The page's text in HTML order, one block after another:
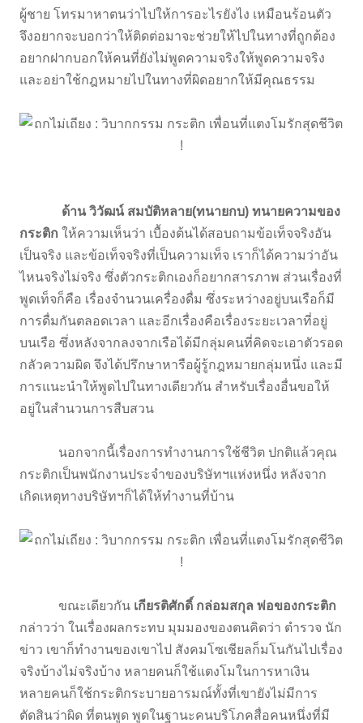
ผู้ชาย โทรมาหาตนว่าไปให้การอะไรยังไง เหมือนร้อนตัว
จึงอยากจะบอกว่าให้ติดต่อมาจะช่วยให้ไปในทางที่ถูกต้อง
อยากฝากบอกให้คนที่ยังไม่พูดความจริงให้พูดความจริง
และอย่าใช้กฎหมายไปในทางที่ผิดอยากให้มีคุณธรรม
ด้านวิวัฒน์ สมบัติหลาย(ทนายกบ) ทนายความของ
กระติก ให้ความเห็นว่า เบื้องต้นได้สอบถามข้อเท็จจริงอัน
เป็นจริง และข้อเท็จจริงที่เป็นความเท็จ เราก็ได้ความว่าอัน
ไหนจริงไม่จริง ซึ่งตัวกระติกเองก็อยากสารภาพ ส่วนเรื่องที่
พูดเท็จก็คือ เรื่องจำนวนเครื่องดื่ม ซึ่งระหว่างอยู่บนเรือก็มี
การดื่มกันตลอดเวลา และอีกเรื่องคือเรื่องระยะเวลาที่อยู่
บนเรือ ซึ่งหลังจากลงจากเรือได้มีกลุ่มคนที่คิดจะเอาตัวรอด
กลัวความผิด จึงได้ปรึกษาหารือผู้รู้กฎหมายกลุ่มหนึ่ง และมี
การแนะนำให้พูดไปในทางเดียวกัน สำหรับเรื่องอื่นขอให้
อยู่ในสำนวนการสืบสวน
นอกจากนี้เรื่องการทำงานการใช้ชีวิต ปกติแล้วคุณ
กระติกเป็นพนักงานประจำของบริษัทฯแห่งหนึ่ง หลังจาก
เกิดเหตุทางบริษัทฯก็ได้ให้ทำงานที่บ้าน
ขณะเดียวกัน เกียรติศักดิ์ กล่อมสกุล พ่อของกระติก
กล่าวว่า ในเรื่องผลกระทบ มุมมองของตนคิดว่า ตำรวจ นัก
ข่าว เขาก็ทำงานของเขาไป สังคมโซเชียลก็มโนกันไปเรื่อง
จริงบ้างไม่จริงบ้าง หลายคนก็ใช้แตงโมในการหาเงิน
หลายคนก็ใช้กระติกระบายอารมณ์ทั้งที่เขายังไม่มีการ
ตัดสินว่าผิด ที่ตนพูด พูดในฐานะคนบริโภคสื่อคนหนึ่งที่มี